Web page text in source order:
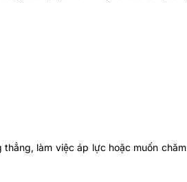
làm việc áp lực hoặc muốn chăm